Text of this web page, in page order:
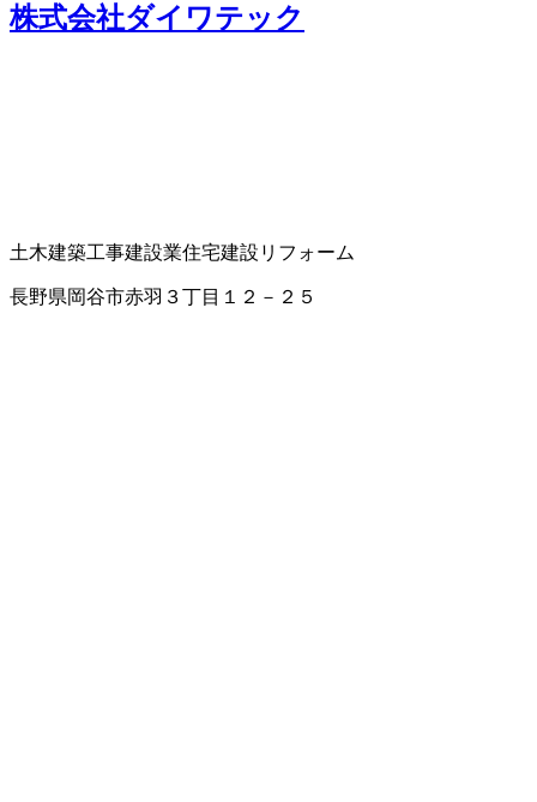
株式会社ダイワテック
土木建築工事建設業住宅建設 リフォーム
長野県岡谷市赤羽３丁目１２－２５